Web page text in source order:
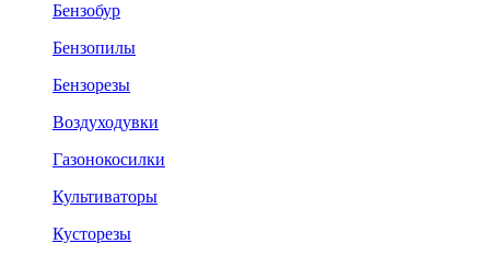
Бензобур
Бензопилы
Бензорезы
Воздуходувки
Газонокосилки
Культиваторы
Кусторезы